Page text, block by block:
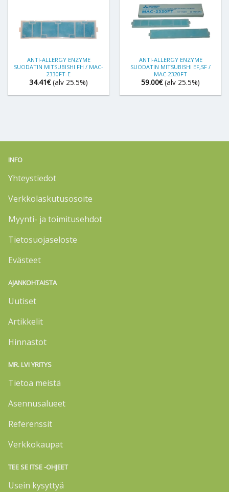
ANTI-ALLERGY ENZYME
SUODATIN MITSUBISHI FH / MAC-
2330FT-E
34.41€ (alv 25.5%)
ANTI-ALLERGY ENZYME
SUODATIN MITSUBISHI EF,SF /
MAC-2320FT
59.00€ (alv 25.5%)
INFO
Yhteystiedot
Verkkolaskutusosoite
Myynti- ja toimitusehdot
Tietosuojaseloste
Evästeet
AJANKOHTAISTA
Uutiset
Artikkelit
Hinnastot
MR. LVI YRITYS
Tietoa meistä
Asennusalueet
Referenssit
Verkkokaupat
TEE SE ITSE -OHJEET
Usein kysyttyä